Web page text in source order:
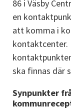
86 i Väsby
en
att komma i
kontaktcenter.
ska finnas där
Synpunkter